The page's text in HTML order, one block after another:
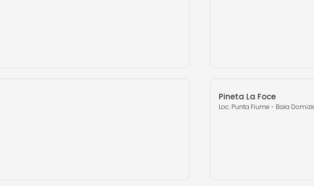
Pineta La Foce
Loc. Punta Fiume - Baia